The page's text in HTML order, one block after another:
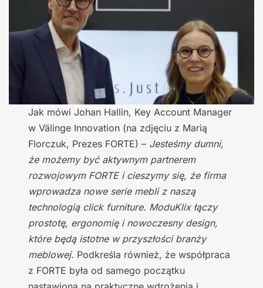
Jak mówi Johan Hallin, Key Account Manager
w Välinge Innovation (na zdjęciu z Marią
Florczuk, Prezes FORTE) – Jesteśmy dumni,
że możemy być aktywnym partnerem
rozwojowym FORTE i cieszymy się, że firma
wprowadza nowe serie mebli z naszą
technologią click furniture. ModuKlix łączy
prostotę, ergonomię i nowoczesny design,
które będą istotne w przyszłości branży
meblowej. Podkreśla również, że współpraca
z FORTE była od samego początku